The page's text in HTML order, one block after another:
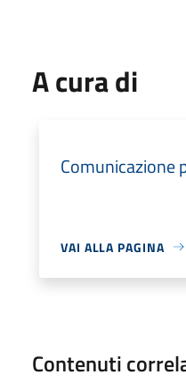
A cura di
Comunicazione
VAI ALLA PAGINA
Contenuti